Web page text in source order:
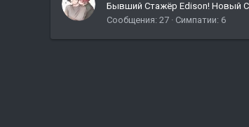
Бывший Стажёр Edison! Новый
Сообщения 27 Симпатии 6